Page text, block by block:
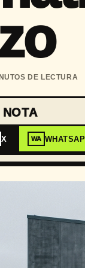
DE LECTURA
X WA